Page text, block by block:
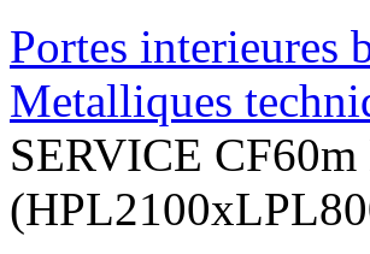
Portes interieures
Metalliques
SERVICE